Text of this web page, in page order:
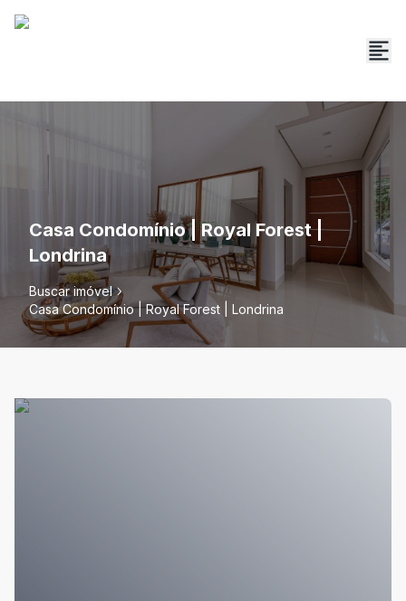
Casa Condomínio | Royal Forest |
Londrina
Buscar imóvel
Casa Condomínio | Royal Forest | Londrina